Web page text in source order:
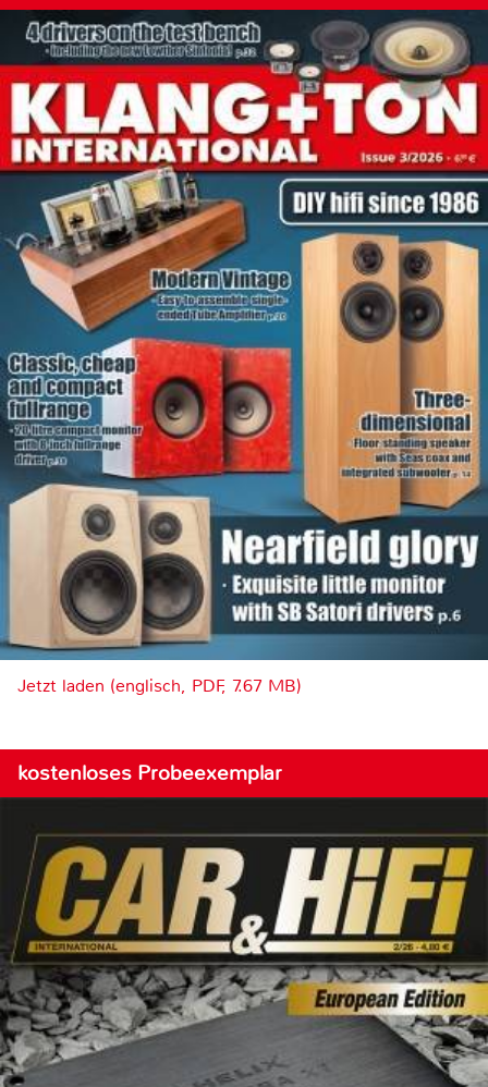
Jetzt laden (englisch, PDF, 7.67 MB)
kostenloses Probeexemplar